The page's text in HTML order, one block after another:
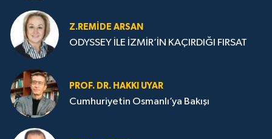
Z.REMIDE ARSAN
ODYSSEY İLE İZMİR’İN KAÇIRDIĞI FIRSAT
PROF. DR. HAKKI UYAR
Cumhuriyetin Osmanlı’ya Bakışı